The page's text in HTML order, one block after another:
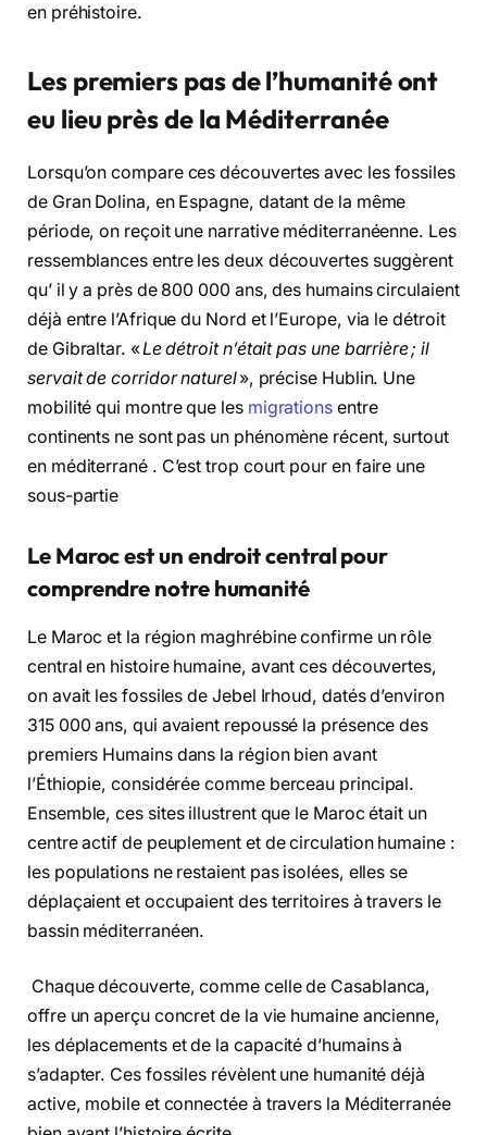
en préhistoire.
Les premiers pas de l’humanité ont
eu lieu près de la Méditerranée
Lorsqu’on compare ces découvertes avec les fossiles
de Gran Dolina, en Espagne, datant de la même
période, on reçoit une narrative méditerranéenne. Les
ressemblances entre les deux découvertes suggèrent
qu’ il y a près de 800 000 ans, des humains circulaient
déjà entre l’Afrique du Nord et l’Europe, via le détroit
de Gibraltar. «Le détroit n’était pas une barrière ; il
servait de corridor naturel», précise Hublin. Une
mobilité qui montre que les migrationsentre
continents ne sont pas un phénomène récent, surtout
en méditerrané . C’est trop court pour en faire une
sous-partie
Le Maroc est un endroit central pour
comprendre notre humanité
Le Maroc et la région maghrébine confirme un rôle
central en histoire humaine, avant ces découvertes,
on avait les fossiles de Jebel Irhoud, datés d’environ
315 000 ans, qui avaient repoussé la présence des
premiers Humains dans la région bien avant
l’Éthiopie, considérée comme berceau principal.
Ensemble, ces sites illustrent que le Maroc était un
centre actif de peuplement et de circulation humaine :
les populations ne restaient pas isolées, elles se
déplaçaient et occupaient des territoires à travers le
bassin méditerranéen.
Chaque découverte, comme celle de Casablanca,
offre un aperçu concret de la vie humaine ancienne,
les déplacements et de la capacité d’humains à
s’adapter. Ces fossiles révèlent une humanité déjà
active, mobile et connectée à travers la Méditerranée